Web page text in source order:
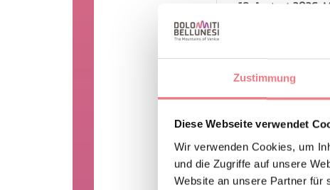
Zustimmung
Diese Webseite verwendet
Wir verwenden Cookies, um
und die Zugriffe auf unsere
Website an unsere Partner für
19. August 2026:
7. Oktober 2026
:
14 - 15. August
25. November
4. November 2026
27 - 28.